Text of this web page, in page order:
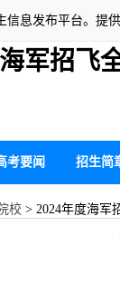
信息发布平台。提
军招飞
考要闻 招生简
校 > 2024年度海军